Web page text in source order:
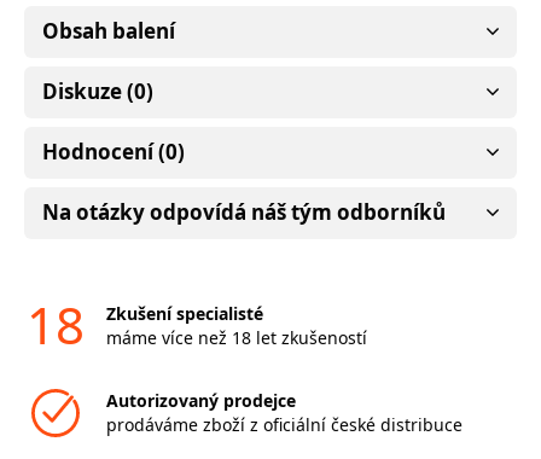
Obsah balení
Diskuze (0)
Hodnocení (0)
Na otázky odpovídá náš tým odborníků
18
Zkušení specialisté
máme více než 18 let zkušeností
Autorizovaný prodejce
prodáváme zboží z oficiální české distribuce